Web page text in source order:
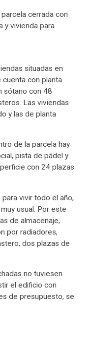
cerrada con
y vivienda para
situadas en
cuenta con planta
sótano con 48
Las viviendas
y las de planta
de la parcela hay
pista de pádel y
con 24 plazas
vivir todo el año,
usual. Por este
de almacenaje,
por radiadores,
dos plazas de
no tuviesen
el edificio con
de presupuesto, se